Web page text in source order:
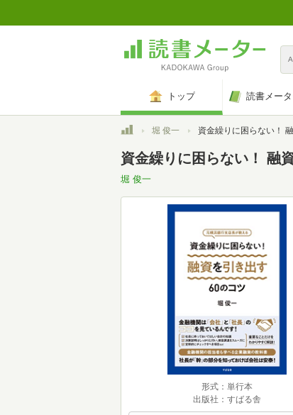
トップ 読書メー
トップ堀 俊一 資金繰りに困らない！ 融資を引き
資金繰りに困らない！ 融
堀 俊一
形式：単行本
出版社：すばる舎